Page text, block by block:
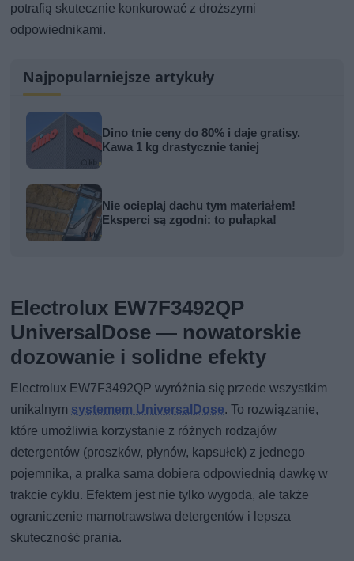
potrafią skutecznie konkurować z droższymi
odpowiednikami.
Najpopularniejsze artykuły
Dino tnie ceny do 80% i daje gratisy.
Kawa 1 kg drastycznie taniej
Nie ocieplaj dachu tym materiałem!
Eksperci są zgodni: to pułapka!
Electrolux EW7F3492QP
UniversalDose — nowatorskie
dozowanie i solidne efekty
Electrolux EW7F3492QP wyróżnia się przede wszystkim
unikalnym systemem UniversalDose. To rozwiązanie,
które umożliwia korzystanie z różnych rodzajów
detergentów (proszków, płynów, kapsułek) z jednego
pojemnika, a pralka sama dobiera odpowiednią dawkę w
trakcie cyklu. Efektem jest nie tylko wygoda, ale także
ograniczenie marnotrawstwa detergentów i lepsza
skuteczność prania.